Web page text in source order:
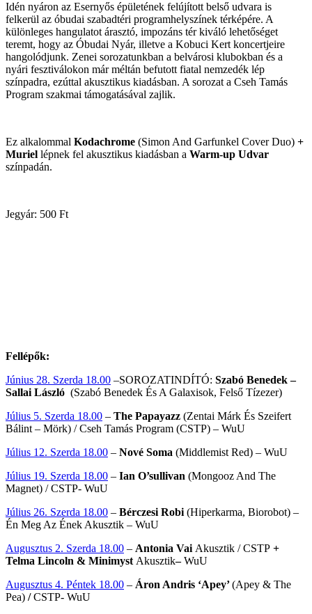
Idén nyáron az Esernyős épületének felújított belső udvara is
felkerül az óbudai szabadtéri programhelyszínek térképére. A
különleges hangulatot árasztó, impozáns tér kiváló lehetőséget
teremt, hogy az Óbudai Nyár, illetve a Kobuci Kert koncertjeire
hangolódjunk. Zenei sorozatunkban a belvárosi klubokban és a
nyári fesztiválokon már méltán befutott fiatal nemzedék lép
színpadra, ezúttal akusztikus kiadásban. A sorozat a Cseh Tamás
Program szakmai támogatásával zajlik.
Ez alkalommal Kodachrome (Simon And Garfunkel Cover Duo) +
Muriel lépnek fel akusztikus kiadásban a Warm-up Udvar
színpadán.
Jegyár: 500 Ft
Fellépők:
Június 28. Szerda 18.00 –SOROZATINDÍTÓ: Szabó Benedek –
Sallai László (Szabó Benedek És A Galaxisok, Felső Tízezer)
Július 5. Szerda 18.00 – The Papayazz (Zentai Márk És Szeifert
Bálint – Mörk) / Cseh Tamás Program (CSTP) – WuU
Július 12. Szerda 18.00 – Nové Soma (Middlemist Red) – WuU
Július 19. Szerda 18.00 – Ian O’sullivan (Mongooz And The
Magnet) / CSTP- WuU
Július 26. Szerda 18.00 – Bérczesi Robi(Hiperkarma, Biorobot) –
Én Meg Az Ének Akusztik – WuU
Augusztus 2. Szerda 18.00 – Antonia VaiAkusztik / CSTP +
Telma Lincoln & MinimystAkusztik–WuU
Augusztus 4. Péntek 18.00 – Áron Andris ‘Apey’(Apey & The
Pea) /CSTP- WuU